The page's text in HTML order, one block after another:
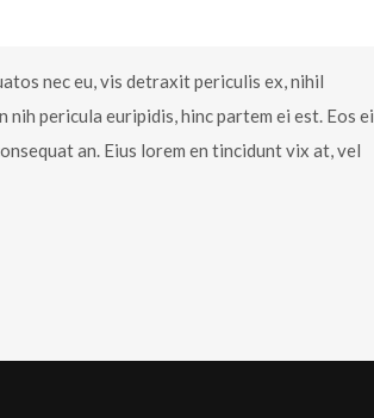
nec eu, vis detraxit periculis ex, nihil
nih pericula euripidis, hinc partem ei est. Eos ei
an. Eius lorem en tincidunt vix at, vel